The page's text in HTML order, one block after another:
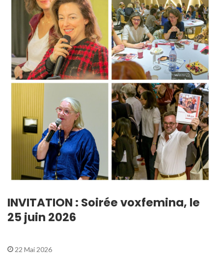
INVITATION : Soirée voxfemina, le
25 juin 2026
22 Mai 2026